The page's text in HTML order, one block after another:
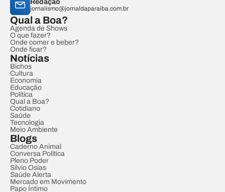
Redação
jornalismo@jornaldaparaiba.com.br
Qual a Boa?
Agenda de Shows
O que fazer?
Onde comer e beber?
Onde ficar?
Notícias
Bichos
Cultura
Economia
Educação
Política
Qual a Boa?
Cotidiano
Saúde
Tecnologia
Meio Ambiente
Blogs
Caderno Animal
Conversa Política
Pleno Poder
Sílvio Osias
Saúde Alerta
Mercado em Movimento
Papo Íntimo